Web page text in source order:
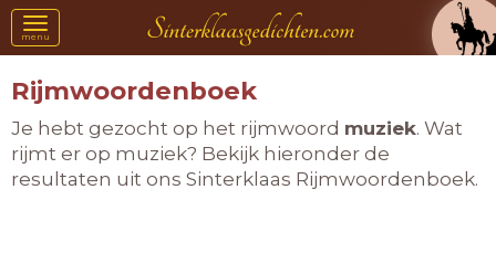
Toggle
navigation
menu
Rijmwoordenboek
Je hebt gezocht op het rijmwoord muziek. Wat
rijmt er op muziek? Bekijk hieronder de
resultaten uit ons Sinterklaas Rijmwoordenboek.